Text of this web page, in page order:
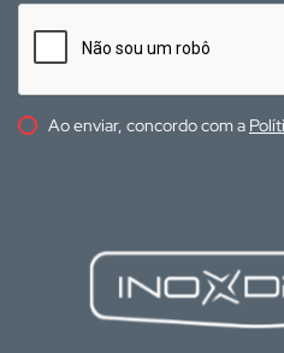
Ao enviar, concordo com a